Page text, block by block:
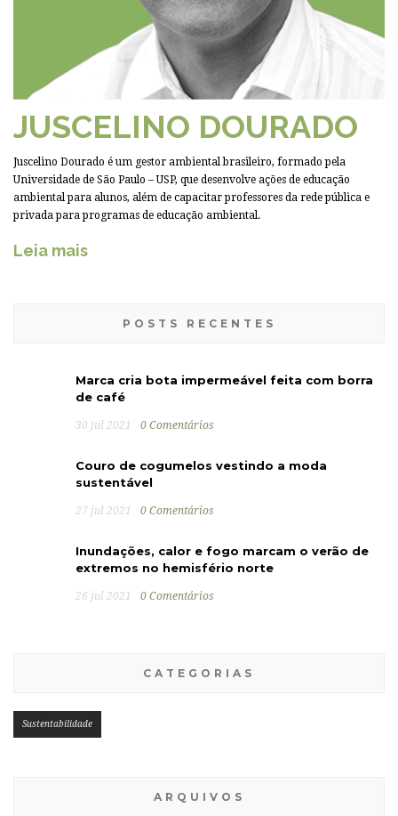
JUSCELINO DOURADO
Juscelino Dourado é um gestor ambiental brasileiro, formado pela
Universidade de São Paulo – USP, que desenvolve ações de educação
ambiental para alunos, além de capacitar professores da rede pública e
privada para programas de educação ambiental.
Leia mais
POSTS RECENTES
Marca cria bota impermeável feita com borra
de café
30 jul 2021 0 Comentários
Couro de cogumelos vestindo a moda
sustentável
27 jul 2021 0 Comentários
Inundações, calor e fogo marcam o verão de
extremos no hemisfério norte
26 jul 2021 0 Comentários
CATEGORIAS
Sustentabilidade
ARQUIVOS